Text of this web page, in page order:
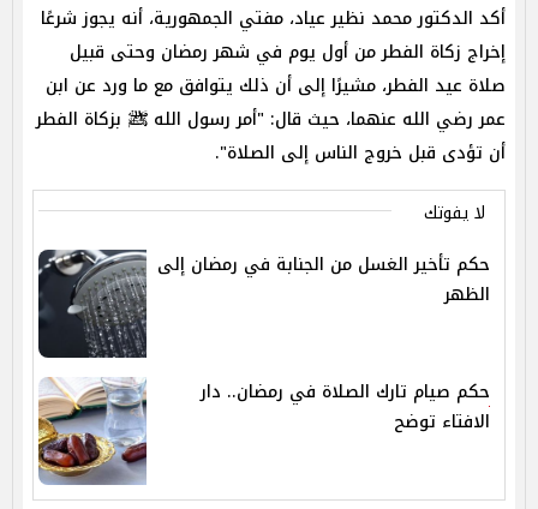
أكد الدكتور محمد نظير عياد، مفتي الجمهورية، أنه يجوز شرعًا
إخراج زكاة الفطر من أول يوم في شهر رمضان وحتى قبيل
صلاة عيد الفطر، مشيرًا إلى أن ذلك يتوافق مع ما ورد عن ابن
عمر رضي الله عنهما، حيث قال: "أمر رسول الله ﷺ بزكاة الفطر
أن تؤدى قبل خروج الناس إلى الصلاة".
لا يفوتك
حكم تأخير الغسل من الجنابة في رمضان إلى
الظهر
حكم صيام تارك الصلاة في رمضان.. دار
الافتاء توضح